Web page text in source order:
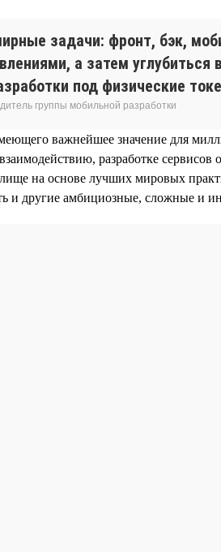
задачи: фронт, бэк,
а затем
под физические
группы мобильной разработки
важнейшее значение для
разработке
на основе лучших мировых
и другие амбициозные, сложные и